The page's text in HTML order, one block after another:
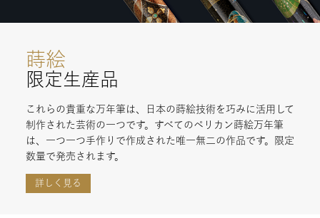
蒔絵
限定生産品
これらの貴重な万年筆は、日本の蒔絵技術を巧みに活用して
制作された芸術の一つです。すべてのペリカン蒔絵万年筆
は、一つ一つ手作りで作成された唯一無二の作品です。限定
数量で発売されます。
詳しく見る